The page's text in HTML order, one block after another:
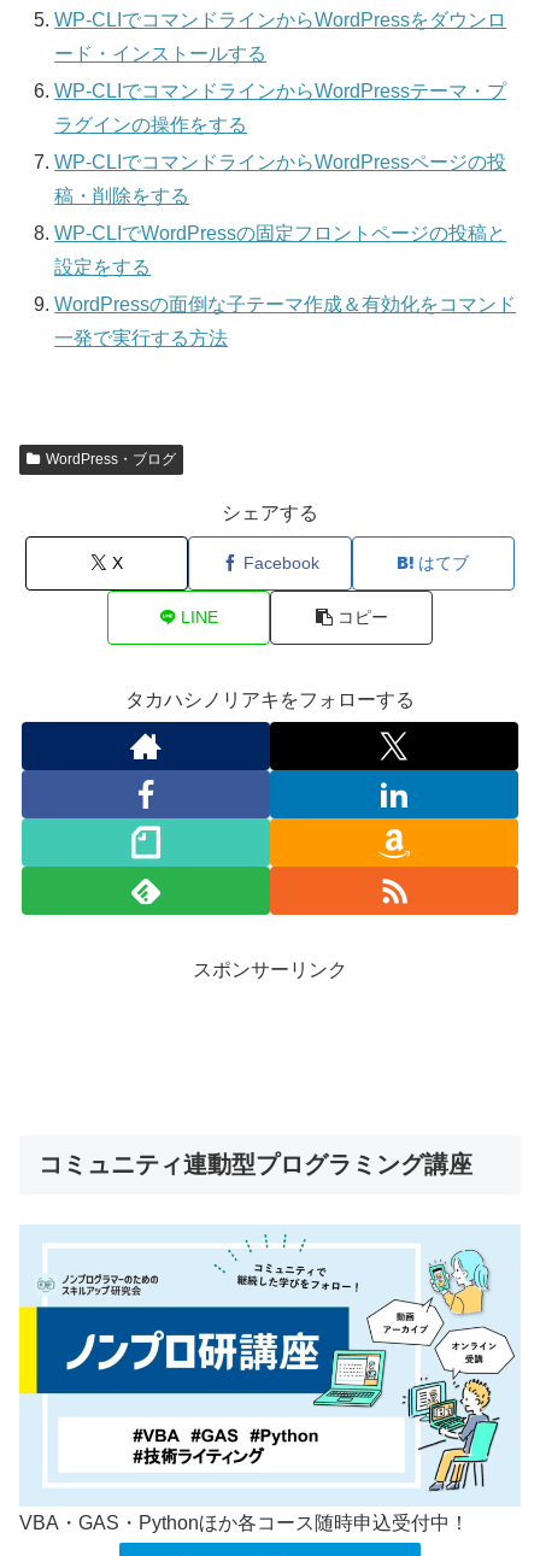
WP-CLIでコマンドラインからWordPressをダウンロ
ード・インストールする
WP-CLIでコマンドラインからWordPressテーマ・プ
ラグインの操作をする
WP-CLIでコマンドラインからWordPressページの投
稿・削除をする
WP-CLIでWordPressの固定フロントページの投稿と
設定をする
WordPressの面倒な子テーマ作成＆有効化をコマンド
一発で実行する方法
WordPress・ブログ
シェアする
X Facebook はてブ
LINE コピー
タカハシノリアキをフォローする
スポンサーリンク
コミュニティ連動型プログラミング講座
VBA・GAS・Pythonほか各コース随時申込受付中！